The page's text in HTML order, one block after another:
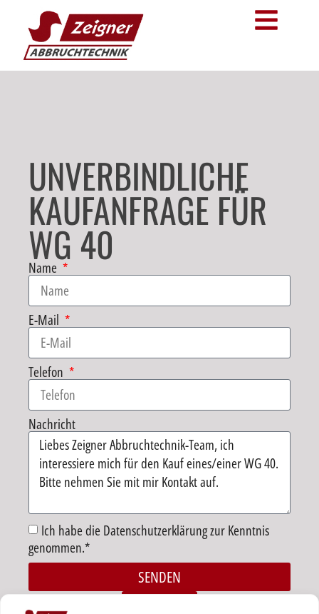
UNVERBINDLICHE
KAUFANFRAGE FÜR
WG 40
Name
E-Mail
Telefon
Nachricht
Ich habe die Datenschutzerklärung zur Kenntnis
genommen.*
SENDEN